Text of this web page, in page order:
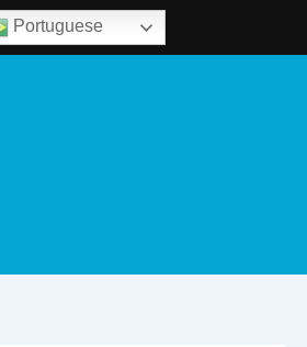
Portuguese